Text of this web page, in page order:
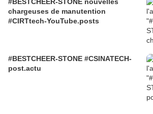
chargeuses de manutention
#CIRTtech-YouTube.posts
#BESTCHEER-STONE #CSINATECH-
post.actu